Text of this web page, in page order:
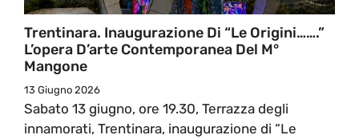
Trentinara. Inaugurazione Di “Le Origini…….”
L’opera D’arte Contemporanea Del M°
Mangone
13 Giugno 2026
Sabato 13 giugno, ore 19.30, Terrazza degli
innamorati, Trentinara, inaugurazione di “Le